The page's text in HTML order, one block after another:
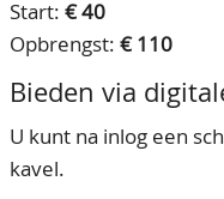
Start: € 40
Opbrengst: € 110
Bieden via
U kunt na inlog een
kavel.